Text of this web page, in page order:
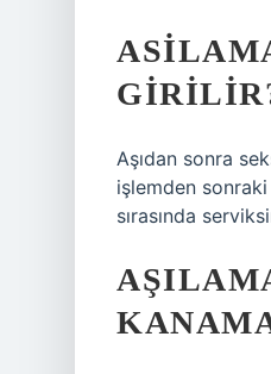
Aşıdan sonra
işlemden
sırasında